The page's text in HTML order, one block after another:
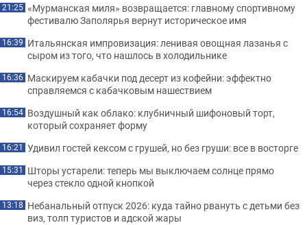
21:25 «Мурманская миля» возвращается: главному спортивному
фестивалю Заполярья вернут историческое имя
16:39 Итальянская импровизация: ленивая овощная лазанья с
сыром из того, что нашлось в холодильнике
16:36 Маскируем кабачки под десерт из кофейни: эффектно
справляемся с кабачковым нашествием
16:54 Воздушный как облако: клубничный шифоновый торт,
который сохраняет форму
16:21 Удивил гостей кексом с грушей, но без груши: все в восторге
15:31 Шторы устарели: теперь мы выключаем солнце прямо
через стекло одной кнопкой
13:18 Небанальный отпуск 2026: куда тайно рвануть с детьми без
виз, толп туристов и адской жары